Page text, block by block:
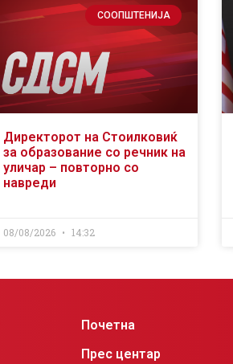
СООПШТЕНИЈА
Директорот на Стоилковиќ
за образование со речник на
уличар – повторно со
навреди
08/08/2026 14:32
Почетна
Прес центар